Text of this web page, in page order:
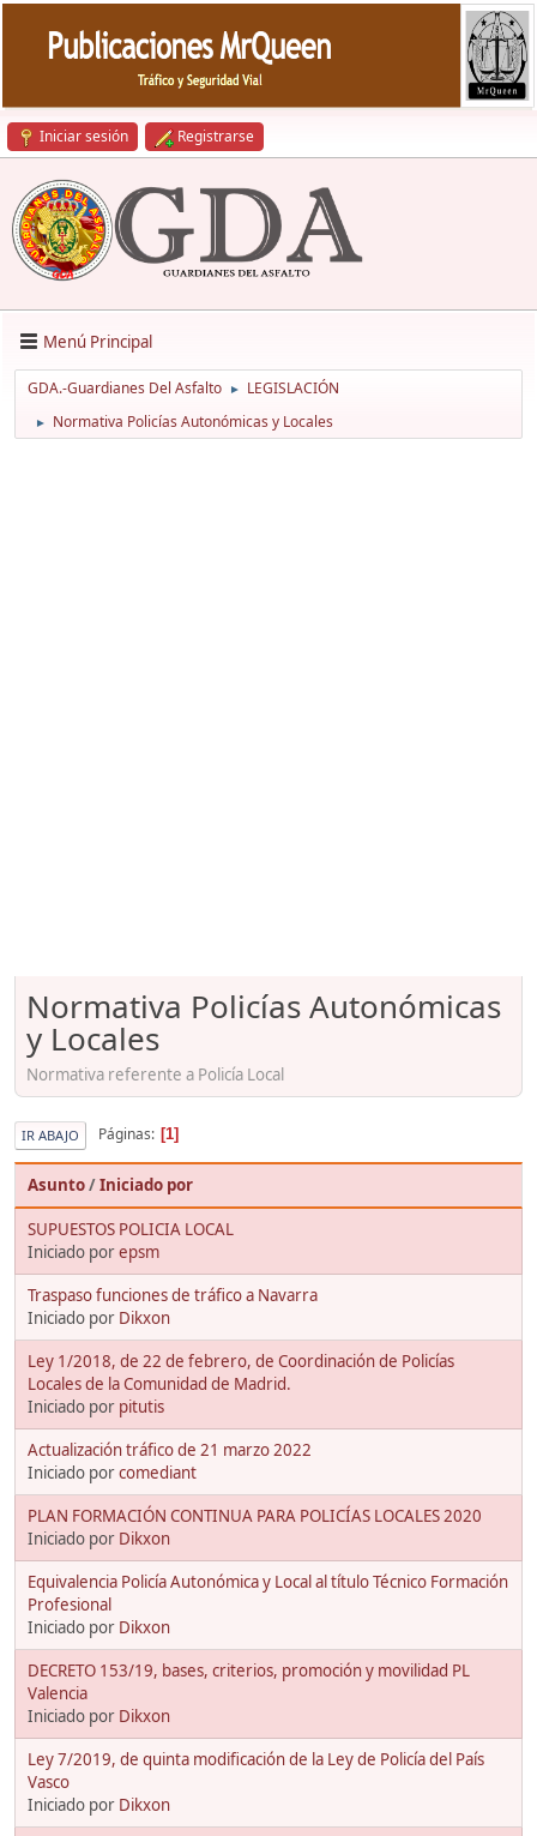
Iniciar sesión Registrarse
Menú Principal
GDA.-Guardianes Del Asfalto ► LEGISLACIÓN
► Normativa Policías Autonómicas y Locales
Normativa Policías Autonómicas
y Locales
Normativa referente a Policía Local
IR ABAJO Páginas 1
Asunto/Iniciado por
SUPUESTOS POLICIA LOCAL
Iniciado porepsm
Traspaso funciones de tráfico a Navarra
Iniciado por Dikxon
Ley 1/2018, de 22 de febrero, de Coordinación de Policías
Locales de la Comunidad de Madrid.
Iniciado por pitutis
Actualización tráfico de 21 marzo 2022
Iniciado porcomediant
PLAN FORMACIÓN CONTINUA PARA POLICÍAS LOCALES 2020
Iniciado por Dikxon
Equivalencia Policía Autonómica y Local al título Técnico Formación
Profesional
Iniciado por Dikxon
DECRETO 153/19, bases, criterios, promoción y movilidad PL
Valencia
Iniciado por Dikxon
Ley 7/2019, de quinta modificación de la Ley de Policía del País
Vasco
Iniciado por Dikxon